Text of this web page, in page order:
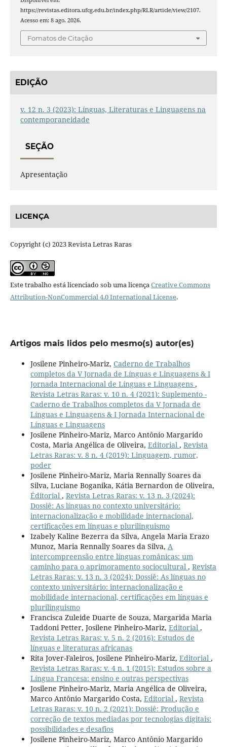
https://revistas.editora.ufcg.edu.br/index.php/RLR/article/view/2107.
Acesso em: 8 ago. 2026.
Fomatos de Citação
EDIÇÃO
v. 12 n. 3 (2023): Línguas, Literaturas e Linguagens na
contemporaneidade
SEÇÃO
Apresentação
LICENÇA
Copyright (c) 2023 Revista Letras Raras
Este trabalho está licenciado sob uma licençaCreative Commons
Attribution-NonCommercial 4.0 International License.
Artigos mais lidos pelo mesmo(s) autor(es)
Josilene Pinheiro-Mariz, Caderno de Trabalhos
completos da V Jornada de Línguas e Linguagens & I
Jornada Internacional de Línguas e Linguagens ,
Revista Letras Raras: v. 10 n. 4 (2021): Suplemento -
Caderno de Trabalhos completos da V Jornada de
Línguas e Linguagens & I Jornada Internacional de
Línguas e Linguagens
Josilene Pinheiro-Mariz, Marco Antônio Margarido
Costa, Maria Angélica de Oliveira, Editorial , Revista
Letras Raras: v. 8 n. 4 (2019): Linguagem, rumor,
poder
Josilene Pinheiro-Mariz, Maria Rennally Soares da
Silva, Luciane Boganika, Kátia Bernardon de Oliveira,
Éditorial , Revista Letras Raras: v. 13 n. 3 (2024):
Dossiê: As línguas no contexto universitário:
internacionalização e mobilidade internacional,
certificações em línguas e plurilinguismo
Izabely Kaline Bezerra da Silva, Angela Maria Erazo
Munoz, Maria Rennally Soares da Silva, A
intercompreensão entre línguas românicas: um
caminho para o aprimoramento sociocultural , Revista
Letras Raras: v. 13 n. 3 (2024): Dossiê: As línguas no
contexto universitário: internacionalização e
mobilidade internacional, certificações em línguas e
plurilinguismo
Francisca Zuleide Duarte de Souza, Margarida Maria
Taddoni Petter, Josilene Pinheiro-Mariz, Editorial ,
Revista Letras Raras: v. 5 n. 2 (2016): Estudos de
línguas e literaturas africanas
Rita Jover-Faleiros, Josilene Pinheiro-Mariz, Editorial ,
Revista Letras Raras: v. 4 n. 1 (2015): Estudos sobre a
Língua Francesa: ensino e outras perspectivas
Josilene Pinheiro-Mariz, Maria Angélica de Oliveira,
Marco Antônio Margarido Costa, Editorial , Revista
Letras Raras: v. 10 n. 2 (2021): Dossiê: Produção e
correção de textos mediadas por tecnologias digitais:
possibilidades e desafios
Josilene Pinheiro-Mariz, Marco Antônio Margarido